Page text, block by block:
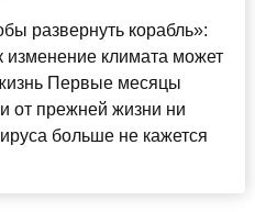
развернуть корабль»:
изменение климата может
Первые месяцы
от прежней жизни ни
больше не кажется